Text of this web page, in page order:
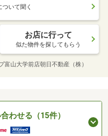
ついて聞く
お店に行って
似た物件を探してもらう
富山大学前店朝日不動産（株）
わせる（15件）